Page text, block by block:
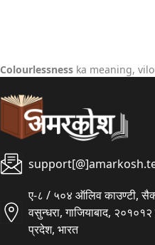
Colourlessness ka meaning,
ए-८ / ५०४ ऑलिव काउण्टी,
वसुन्धरा, गाजियाबाद, २०१०१२
प्रदेश, भारत